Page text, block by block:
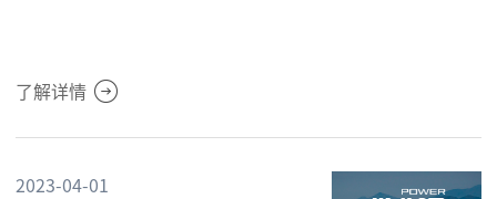
了解详情
2023-04-01